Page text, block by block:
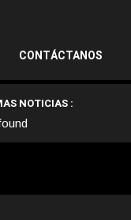
CONTÁCTANOS
NOTICIAS :